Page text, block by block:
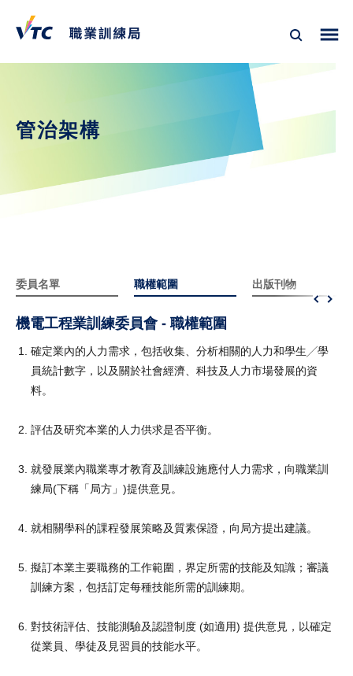
管治架構
委員名單 職權範圍 出版刊物
機電工程業訓練委員會 - 職權範圍
確定業內的人力需求，包括收集、分析相關的人力和學生╱學
員統計數字，以及關於社會經濟、科技及人力市場發展的資
料。
評估及研究本業的人力供求是否平衡。
就發展業內職業專才教育及訓練設施應付人力需求，向職業訓
練局(下稱「局方」)提供意見。
就相關學科的課程發展策略及質素保證，向局方提出建議。
擬訂本業主要職務的工作範圍，界定所需的技能及知識；審議
訓練方案，包括訂定每種技能所需的訓練期。
對技術評估、技能測驗及認證制度 (如適用) 提供意見，以確定
從業員、學徒及見習員的技能水平。